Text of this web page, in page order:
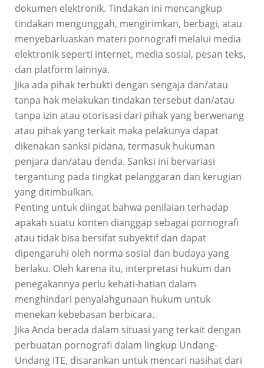
dokumen elektronik. Tindakan ini mencangkup
tindakan mengunggah, mengirimkan, berbagi, atau
menyebarluaskan materi pornografi melalui media
elektronik seperti internet, media sosial, pesan teks,
dan platform lainnya.
Jika ada pihak terbukti dengan sengaja dan/atau
tanpa hak melakukan tindakan tersebut dan/atau
tanpa izin atau otorisasi dari pihak yang berwenang
atau pihak yang terkait maka pelakunya dapat
dikenakan sanksi pidana, termasuk hukuman
penjara dan/atau denda. Sanksi ini bervariasi
tergantung pada tingkat pelanggaran dan kerugian
yang ditimbulkan.
Penting untuk diingat bahwa penilaian terhadap
apakah suatu konten dianggap sebagai pornografi
atau tidak bisa bersifat subyektif dan dapat
dipengaruhi oleh norma sosial dan budaya yang
berlaku. Oleh karena itu, interpretasi hukum dan
penegakannya perlu kehati-hatian dalam
menghindari penyalahgunaan hukum untuk
menekan kebebasan berbicara.
Jika Anda berada dalam situasi yang terkait dengan
perbuatan pornografi dalam lingkup Undang-
Undang ITE, disarankan untuk mencari nasihat dari